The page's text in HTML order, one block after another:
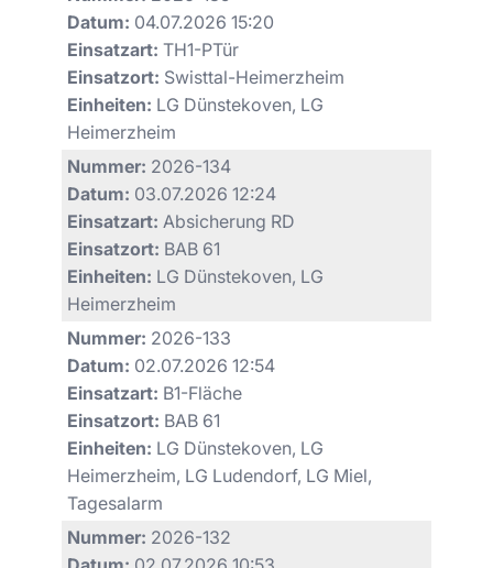
Datum: 04.07.2026 15:20
Einsatzart: TH1-PTür
Einsatzort: Swisttal-Heimerzheim
Einheiten: LG Dünstekoven, LG
Heimerzheim
Nummer: 2026-134
Datum: 03.07.2026 12:24
Einsatzart: Absicherung RD
Einsatzort: BAB 61
Einheiten: LG Dünstekoven, LG
Heimerzheim
Nummer: 2026-133
Datum: 02.07.2026 12:54
Einsatzart: B1-Fläche
Einsatzort: BAB 61
Einheiten: LG Dünstekoven, LG
Heimerzheim, LG Ludendorf, LG Miel,
Tagesalarm
Nummer: 2026-132